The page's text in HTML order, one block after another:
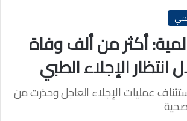
أكثر من ألف وفاة
الإجلاء الطبي
عمليات الإجلاء العاجل وحذرت من